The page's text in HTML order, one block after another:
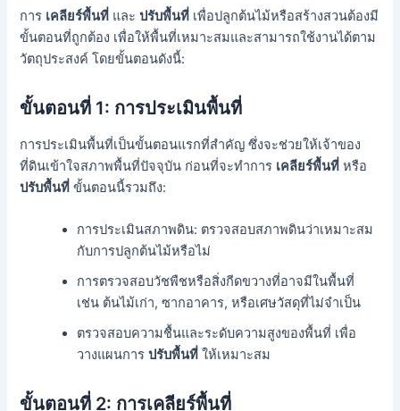
การ เคลียร์พื้นที่ และปรับพื้นที่ เพื่อปลูกต้นไม้หรือสร้างสวนต้องมี
ขั้นตอนที่ถูกต้อง เพื่อให้พื้นที่เหมาะสมและสามารถใช้งานได้ตาม
วัตถุประสงค์ โดยขั้นตอนดังนี้:
ขั้นตอนที่ 1: การประเมินพื้นที่
การประเมินพื้นที่เป็นขั้นตอนแรกที่สำคัญ ซึ่งจะช่วยให้เจ้าของ
ที่ดินเข้าใจสภาพพื้นที่ปัจจุบัน ก่อนที่จะทำการ เคลียร์พื้นที่ หรือ
ปรับพื้นที่ ขั้นตอนนี้รวมถึง:
การประเมินสภาพดิน: ตรวจสอบสภาพดินว่าเหมาะสม
กับการปลูกต้นไม้หรือไม่
การตรวจสอบวัชพืชหรือสิ่งกีดขวางที่อาจมีในพื้นที่
เช่น ต้นไม้เก่า, ซากอาคาร, หรือเศษวัสดุที่ไม่จำเป็น
ตรวจสอบความชื้นและระดับความสูงของพื้นที่ เพื่อ
วางแผนการปรับพื้นที่ ให้เหมาะสม
ขั้นตอนที่ 2: การเคลียร์พื้นที่